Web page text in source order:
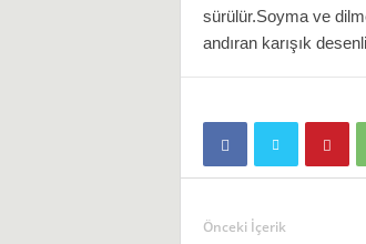
sürülür.Soyma ve
andıran karışık
Önceki İçerik